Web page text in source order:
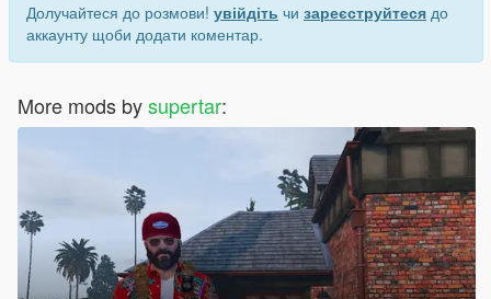
Долучайтеся до розмови! увійдіть чи зареєструйтеся до
аккаунту щоби додати коментар.
More mods bysupertar: